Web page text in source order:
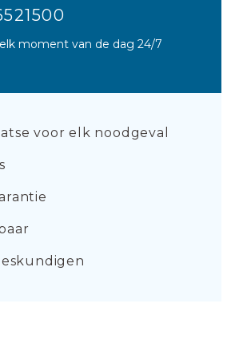
moment van de dag 24/7
voor elk noodgeval